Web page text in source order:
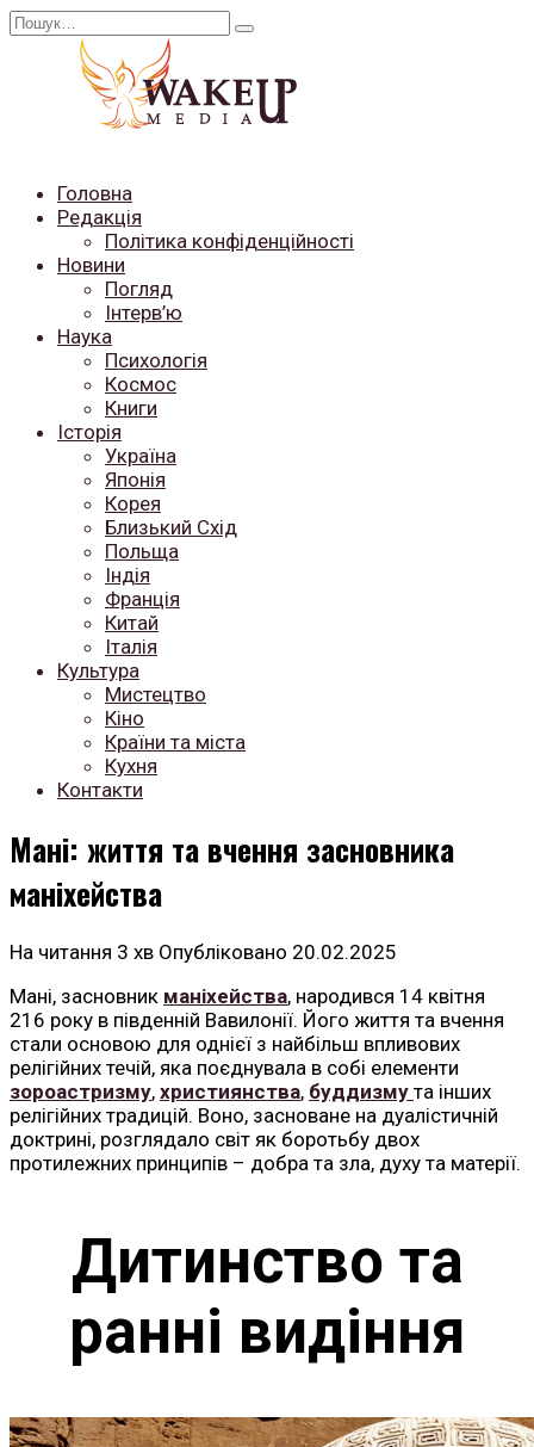
Перейти
Search
Головна
Редакція
Політика конфіденційності
Новини
Погляд
Інтерв’ю
Наука
Психологія
Космос
Книги
Історія
Україна
Японія
Корея
Близький Схід
Польща
Індія
Франція
Китай
Італія
Культура
Мистецтво
Кіно
Країни та міста
Кухня
Контакти
Мані: життя та вчення засновника
маніхейства
На читання 3 хв Опубліковано 20.02.2025
Мані, засновник маніхейства, народився 14 квітня
216 року в південній Вавилонії. Його життя та вчення
стали основою для однієї з найбільш впливових
релігійних течій, яка поєднувала в собі елементи
зороастризму, християнства, буддизму та інших
релігійних традицій. Воно, засноване на дуалістичній
доктрині, розглядало світ як боротьбу двох
протилежних принципів – добра та зла, духу та матерії.
Дитинство та
ранні видіння